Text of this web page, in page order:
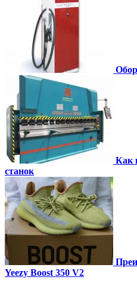
Как
станок
Yeezy Boost 350 V2